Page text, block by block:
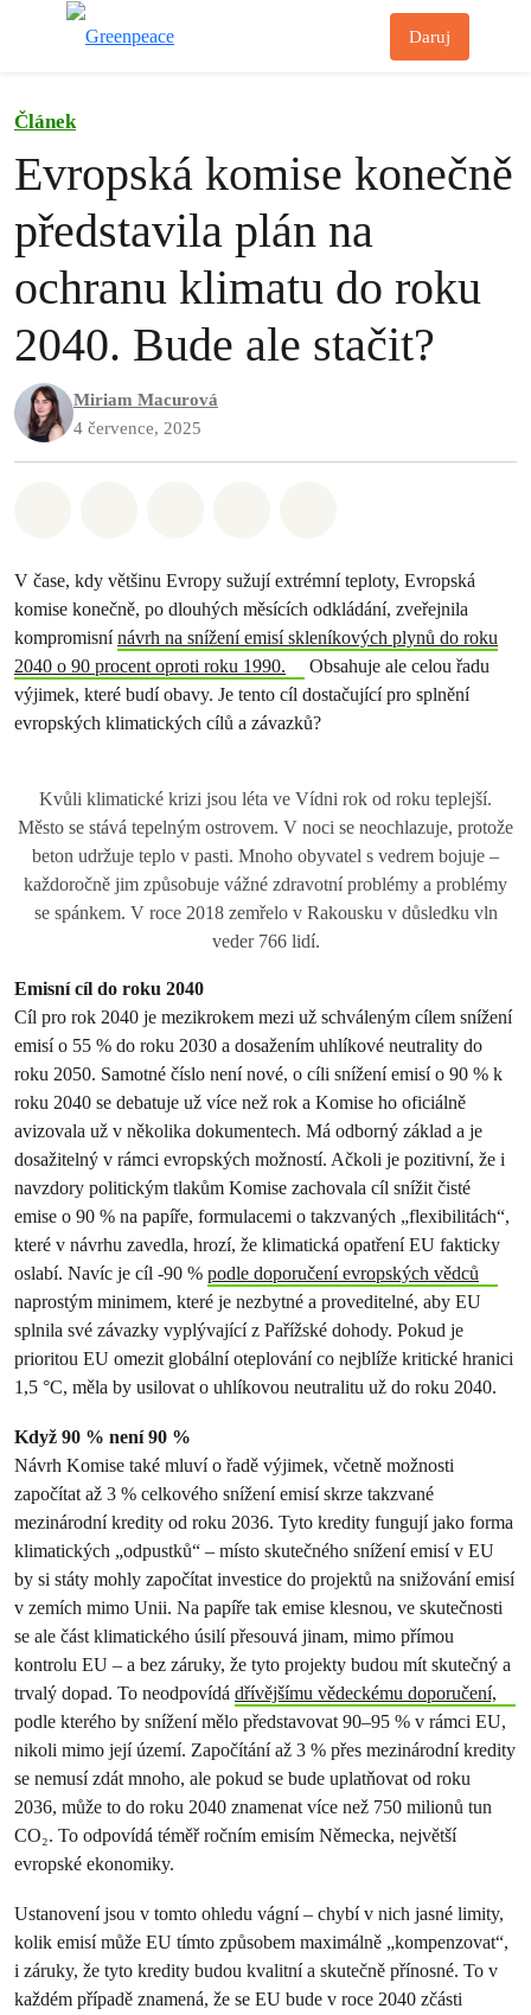
Daruj
Článek
Evropská komise konečně
představila plán na
ochranu klimatu do roku
2040. Bude ale stačit?
Miriam Macurová
4 července, 2025
V čase, kdy většinu Evropy sužují extrémní teploty, Evropská
komise konečně, po dlouhých měsících odkládání, zveřejnila
kompromisnínávrh na snížení emisí skleníkových plynů do roku
2040 o 90 procent oproti roku 1990.
Obsahuje ale celou řadu
výjimek, které budí obavy. Je tento cíl dostačující pro splnění
evropských klimatických cílů a závazků?
Kvůli klimatické krizi jsou léta ve Vídni rok od roku teplejší.
Město se stává tepelným ostrovem. V noci se neochlazuje, protože
beton udržuje teplo v pasti. Mnoho obyvatel s vedrem bojuje –
každoročně jim způsobuje vážné zdravotní problémy a problémy
se spánkem. V roce 2018 zemřelo v Rakousku v důsledku vln
veder 766 lidí.
Emisní cíl do roku 2040
Cíl pro rok 2040 je mezikrokem mezi už schváleným cílem snížení
emisí o 55 % do roku 2030 a dosažením uhlíkové neutrality do
roku 2050. Samotné číslo není nové, o cíli snížení emisí o 90 % k
roku 2040 se debatuje už více než rok a Komise ho oficiálně
avizovala už v několika dokumentech. Má odborný základ a je
dosažitelný v rámci evropských možností. Ačkoli je pozitivní, že i
navzdory politickým tlakům Komise zachovala cíl snížit čisté
emise o 90 % na papíře, formulacemi o takzvaných „flexibilitách“,
které v návrhu zavedla, hrozí, že klimatická opatření EU fakticky
oslabí. Navíc je cíl -90 % podle doporučení evropských vědců
naprostým minimem, které je nezbytné a proveditelné, aby EU
splnila své závazky vyplývající z Pařížské dohody. Pokud je
prioritou EU omezit globální oteplování co nejblíže kritické hranici
1,5 °C, měla by usilovat o uhlíkovou neutralitu už do roku 2040.
Když 90 % není 90 %
Návrh Komise také mluví o řadě výjimek, včetně možnosti
započítat až 3 % celkového snížení emisí skrze takzvané
mezinárodní kredity od roku 2036. Tyto kredity fungují jako forma
klimatických „odpustků“ – místo skutečného snížení emisí v EU
by si státy mohly započítat investice do projektů na snižování emisí
v zemích mimo Unii. Na papíře tak emise klesnou, ve skutečnosti
se ale část klimatického úsilí přesouvá jinam, mimo přímou
kontrolu EU – a bez záruky, že tyto projekty budou mít skutečný a
trvalý dopad. To neodpovídá dřívějšímu vědeckému doporučení,
podle kterého by snížení mělo představovat 90–95 % v rámci EU,
nikoli mimo její území. Započítání až 3 % přes mezinárodní kredity
se nemusí zdát mnoho, ale pokud se bude uplatňovat od roku
2036, může to do roku 2040 znamenat více než 750 milionů tun
CO₂. To odpovídá téměř ročním emisím Německa, největší
evropské ekonomiky.
Ustanovení jsou v tomto ohledu vágní – chybí v nich jasné limity,
kolik emisí může EU tímto způsobem maximálně „kompenzovat“,
i záruky, že tyto kredity budou kvalitní a skutečně přínosné. To v
každém případě znamená, že se EU bude v roce 2040 zčásti